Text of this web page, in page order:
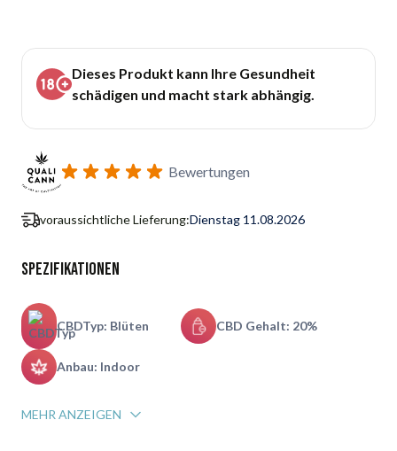
Dieses Produkt kann Ihre Gesundheit
schädigen und macht stark abhängig.
Bewertungen
voraussichtliche Lieferung:Dienstag 11.08.2026
Spezifikationen
CBDTyp: Blüten CBD Gehalt: 20%
Anbau: Indoor
MEHR ANZEIGEN